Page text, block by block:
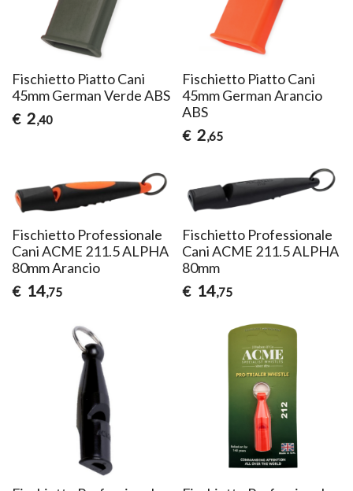
Fischietto Piatto Cani
45mm German Verde ABS
€ 2,40
Fischietto Piatto Cani
45mm German Arancio
ABS
€ 2,65
Fischietto Professionale
Cani ACME 211.5 ALPHA
80mm Arancio
€ 14,75
Fischietto Professionale
Cani ACME 211.5 ALPHA
80mm
€ 14,75